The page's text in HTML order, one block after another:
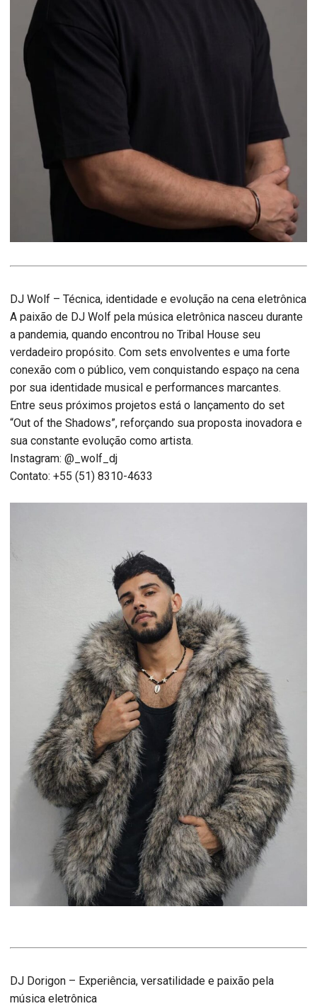
DJ Wolf – Técnica, identidade e evolução na cena eletrônica
A paixão de DJ Wolf pela música eletrônica nasceu durante
a pandemia, quando encontrou no Tribal House seu
verdadeiro propósito. Com sets envolventes e uma forte
conexão com o público, vem conquistando espaço na cena
por sua identidade musical e performances marcantes.
Entre seus próximos projetos está o lançamento do set
“Out of the Shadows”, reforçando sua proposta inovadora e
sua constante evolução como artista.
Instagram: @_wolf_dj
Contato: +55 (51) 8310-4633
DJ Dorigon – Experiência, versatilidade e paixão pela
música eletrônica